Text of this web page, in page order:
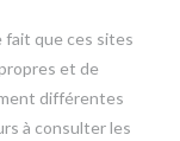
fait que ces sites
et de
différentes
à consulter les